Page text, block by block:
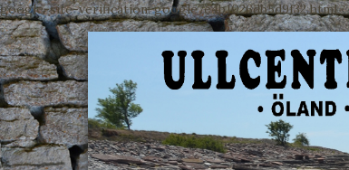
google-site-verification: google7e4b1026db5d9f32.html